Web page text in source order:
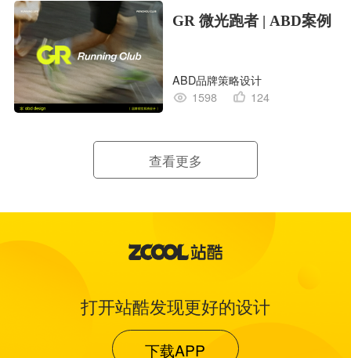
GR 微光跑者 | ABD案例
ABD品牌策略设计
1598
124
查看更多
打开站酷发现更好的设计
下载APP